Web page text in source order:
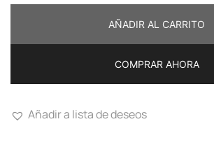
AÑADIR AL CARRITO
COMPRAR AHORA
Añadir a lista de deseos